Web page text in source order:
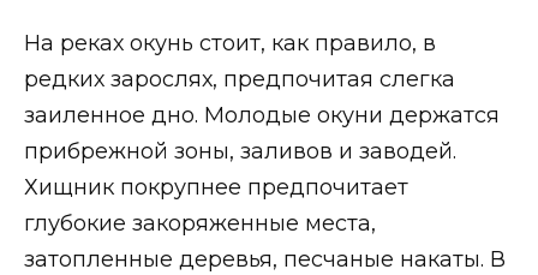
На реках окунь стоит, как правило, в
редких зарослях, предпочитая слегка
заиленное дно. Молодые окуни держатся
прибрежной зоны, заливов и заводей.
Хищник покрупнее предпочитает
глубокие закоряженные места,
затопленные деревья, песчаные накаты. В